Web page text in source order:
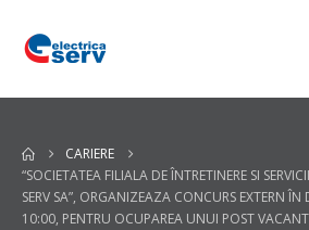
CARIERE
“SOCIETATEA FILIALA DE ÎNTRETINERE SI
SERV SA”, ORGANIZEAZA CONCURS EXTERN
10:00, PENTRU OCUPAREA UNUI POST